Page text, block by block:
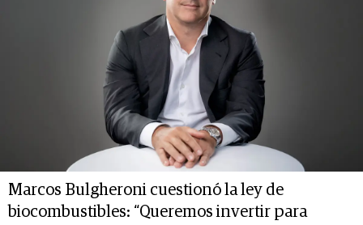
Marcos Bulgheroni cuestionó la ley de
biocombustibles: “Queremos invertir para